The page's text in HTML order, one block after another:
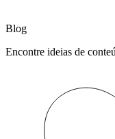
Blog
Encontre ideias de